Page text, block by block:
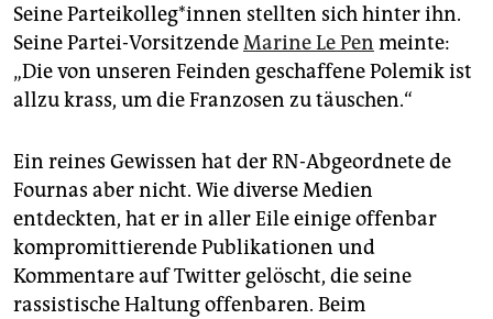
Seine Par­tei­kol­le­g*in­nen stellten sich hinter ihn.
Seine Partei-VorsitzendeMarine Le Pen meinte:
„Die von unseren Feinden geschaffene Polemik ist
allzu krass, um die Franzosen zu täuschen.“
Ein reines Gewissen hat der RN-Abgeordnete de
Fournas aber nicht. Wie diverse Medien
entdeckten, hat er in aller Eile einige offenbar
kompromittierende Publikationen und
Kommentare auf Twitter gelöscht, die seine
rassistische Haltung offenbaren. Beim